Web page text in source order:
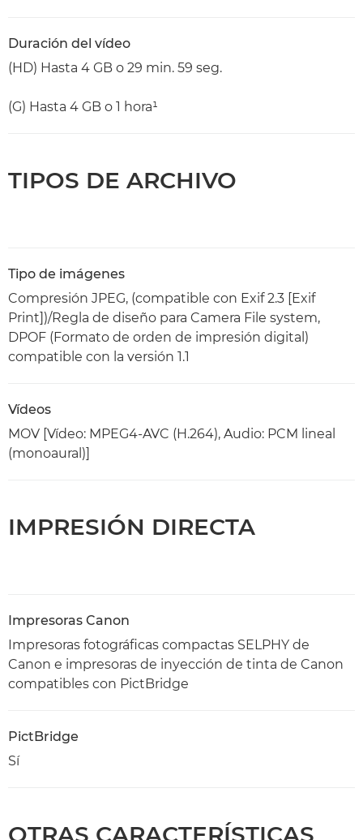
Duración del vídeo
(HD) Hasta 4 GB o 29 min. 59 seg.
(G) Hasta 4 GB o 1 hora¹
TIPOS DE ARCHIVO
Tipo de imágenes
Compresión JPEG, (compatible con Exif 2.3 [Exif
Print])/Regla de diseño para Camera File system,
DPOF (Formato de orden de impresión digital)
compatible con la versión 1.1
Vídeos
MOV [Vídeo: MPEG4-AVC (H.264), Audio: PCM lineal
(monoaural)]
IMPRESIÓN DIRECTA
Impresoras Canon
Impresoras fotográficas compactas SELPHY de
Canon e impresoras de inyección de tinta de Canon
compatibles con PictBridge
PictBridge
Sí